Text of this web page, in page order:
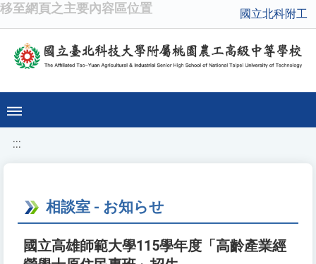
移至網頁之主要內容區位置 國立北科附工
:::
相談室 - お知らせ
國立高雄師範大學115學年度「高齡產業經